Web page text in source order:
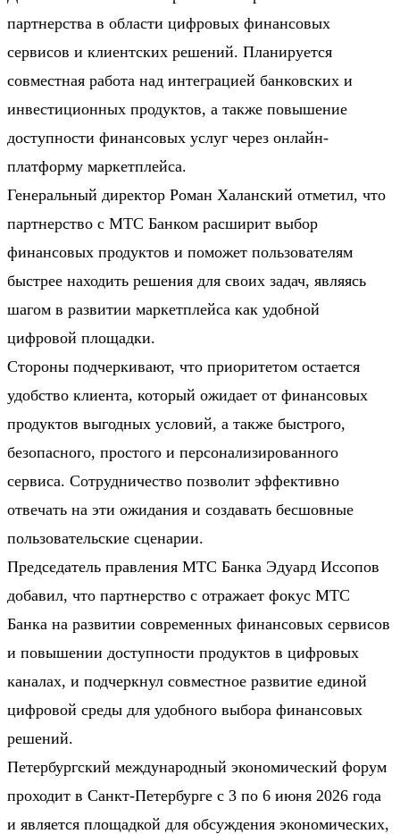
партнерства в области цифровых финансовых
сервисов и клиентских решений. Планируется
совместная работа над интеграцией банковских и
инвестиционных продуктов, а также повышение
доступности финансовых услуг через онлайн-
платформу маркетплейса.
Генеральный директор Роман Халанский отметил, что
партнерство с МТС Банком расширит выбор
финансовых продуктов и поможет пользователям
быстрее находить решения для своих задач, являясь
шагом в развитии маркетплейса как удобной
цифровой площадки.
Стороны подчеркивают, что приоритетом остается
удобство клиента, который ожидает от финансовых
продуктов выгодных условий, а также быстрого,
безопасного, простого и персонализированного
сервиса. Сотрудничество позволит эффективно
отвечать на эти ожидания и создавать бесшовные
пользовательские сценарии.
Председатель правления МТС Банка Эдуард Иссопов
добавил, что партнерство с отражает фокус МТС
Банка на развитии современных финансовых сервисов
и повышении доступности продуктов в цифровых
каналах, и подчеркнул совместное развитие единой
цифровой среды для удобного выбора финансовых
решений.
Петербургский международный экономический форум
проходит в Санкт-Петербурге с 3 по 6 июня 2026 года
и является площадкой для обсуждения экономических,